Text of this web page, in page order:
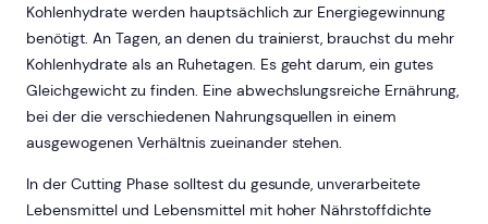
Kohlenhydrate werden hauptsächlich zur Energiegewinnung
benötigt. An Tagen, an denen du trainierst, brauchst du mehr
Kohlenhydrate als an Ruhetagen. Es geht darum, ein gutes
Gleichgewicht zu finden. Eine abwechslungsreiche Ernährung,
bei der die verschiedenen Nahrungsquellen in einem
ausgewogenen Verhältnis zueinander stehen.
In der Cutting Phase solltest du gesunde, unverarbeitete
Lebensmittel und Lebensmittel mit hoher Nährstoffdichte